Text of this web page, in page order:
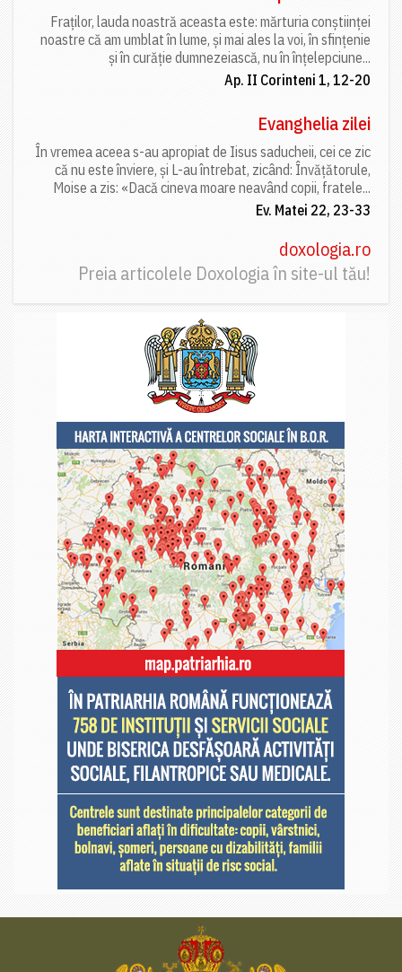
Fraților, lauda noastră aceasta este: mărturia conștiinței
noastre că am umblat în lume, și mai ales la voi, în sfințenie
și în curăție dumnezeiască, nu în înțelepciune...
Ap. II Corinteni 1, 12-20
Evanghelia zilei
În vremea aceea s-au apropiat de Iisus saducheii, cei ce zic
că nu este înviere, și L-au întrebat, zicând: Învățătorule,
Moise a zis: «Dacă cineva moare neavând copii, fratele...
Ev. Matei 22, 23-33
doxologia.ro
Preia articolele Doxologia în site-ul tău!